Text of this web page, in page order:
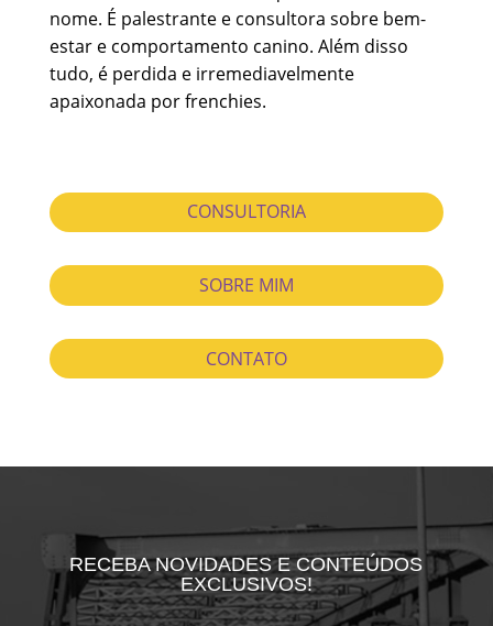
nome. É palestrante e consultora sobre bem-
estar e comportamento canino. Além disso
tudo, é perdida e irremediavelmente
apaixonada por frenchies.
CONSULTORIA
SOBRE MIM
CONTATO
RECEBA NOVIDADES E CONTEÚDOS
EXCLUSIVOS!